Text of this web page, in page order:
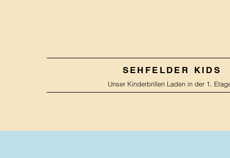
SEHFELDER KIDS
Unser Kinderbrillen Laden in der 1.